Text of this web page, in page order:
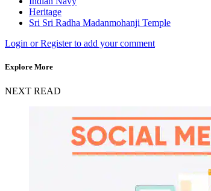
Heritage
Sri Sri Radha Madanmohanji Temple
Login or Register to add your comment
Explore More
NEXT READ